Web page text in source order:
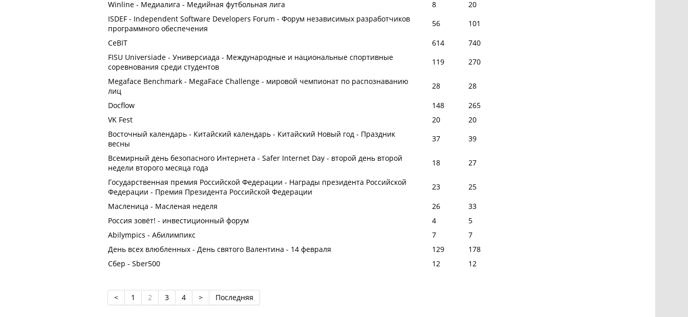
Winline - Медиалига - Медийная футбольная лига
8
20
ISDEF - Independent Software Developers Forum - Форум независимых разработчиков
программного обеспечения
56
101
CeBIT
614
740
FISU Universiade - Универсиада - Международные и национальные спортивные
соревнования среди студентов
119
270
Megaface Benchmark - MegaFace Challenge - мировой чемпионат по распознаванию
лиц
28
28
Docflow
148
265
VK Fest
20
20
Восточный календарь - Китайский календарь - Китайский Новый год - Праздник
весны
37
39
Всемирный день безопасного Интернета - Safer Internet Day - второй день второй
недели второго месяца года
18
27
Государственная премия Российской Федерации - Награды президента Российской
Федерации - Премия Президента Российской Федерации
23
25
Масленица - Масленая неделя
26
33
Россия зовёт! - инвестиционный форум
4
5
Abilympics - Абилимпикс
7
7
День всех влюбленных - День святого Валентина - 14 февраля
129
178
Сбер - Sber500
12 12
< 1 2 3 4 > Последняя